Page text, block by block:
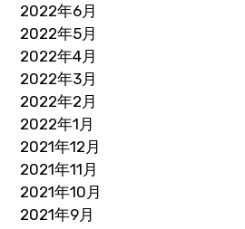
2022年6月
2022年5月
2022年4月
2022年3月
2022年2月
2022年1月
2021年12月
2021年11月
2021年10月
2021年9月